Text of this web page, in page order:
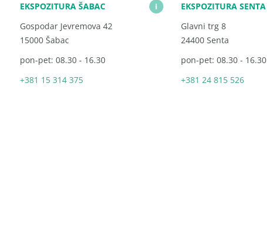
EKSPOZITURA ŠABAC
Gospodar Jevremova 42
15000 Šabac
pon-pet: 08.30 - 16.30
+381 15 314 375
i
EKSPOZITURA SENTA
Glavni trg 8
24400 Senta
pon-pet: 08.30 - 16.30
+381 24 815 526